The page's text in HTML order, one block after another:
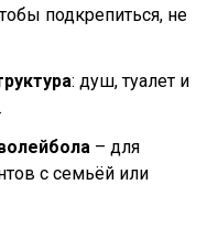
подкрепиться, не
: душ, туалет и
– для
с семьёй или